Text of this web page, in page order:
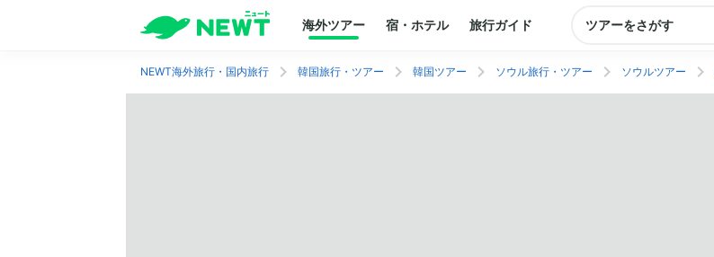
海外ツアー 宿・ホテル 旅行ガイド ツアーをさがす
NEWT海外旅行・国内旅行 韓国旅行・ツアー 韓国ツアー ソウル旅行・ツアー ソウルツアー